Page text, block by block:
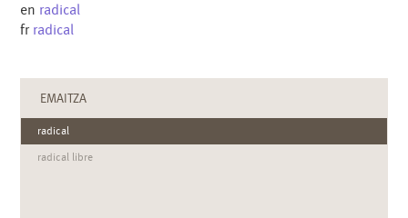
en radical
fr radical
EMAITZA
radical
radical libre